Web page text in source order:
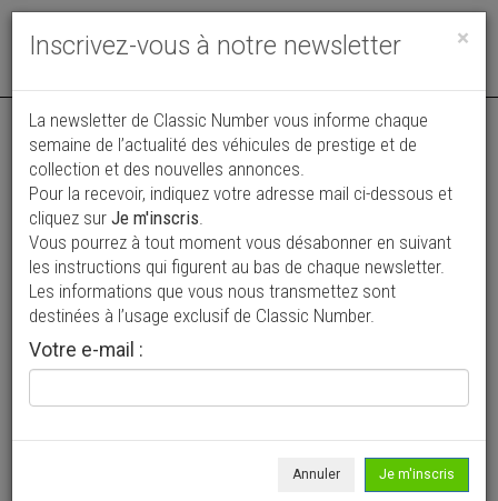
Toggle
Vos annonces vues par
plus de 4 millions de collectionneurs
Ajouter une annonce
> Rechercher un véhicule
Tous >
×
Inscrivez-vous à notre newsletter
La newsletter de Classic Number vous informe chaque
semaine de l’actualité des véhicules de prestige et de
collection et des nouvelles annonces.
Pour la recevoir, indiquez votre adresse mail ci-dessous et
cliquez sur Je m'inscris.
Vous pourrez à tout moment vous désabonner en suivant
les instructions qui figurent au bas de chaque newsletter.
Les informations que vous nous transmettez sont
destinées à l’usage exclusif de Classic Number.
Votre e-mail :
Annuler Je m'inscris